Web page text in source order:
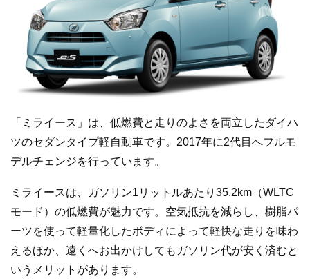
「ミライース」は、低燃費と走りのよさを両立したダイハ
ツのセダンタイプ軽自動車です。2017年に2代目へフルモ
デルチェンジを行っています。
ミライースは、ガソリン1リットルあたり35.2km（WLTC
モード）の低燃費が魅力です。空気抵抗を減らし、樹脂パ
ーツを使って軽量化したボディによって軽快な走りを味わ
えるほか、遠くへお出かけしてもガソリン代が安く済むと
いうメリットがあります。